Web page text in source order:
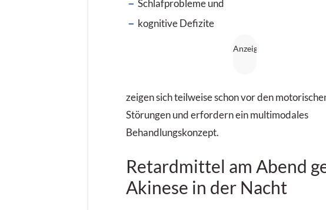
Schlafprobleme und
kognitive Defizite
zeigen sich teilweise schon vor den
Störungen und erfordern ein multimodales
Behandlungskonzept.
Retardmittel am Abend
Akinese in der Nacht